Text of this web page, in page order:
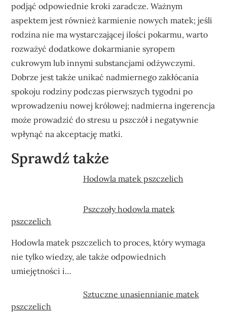
podjąć odpowiednie kroki zaradcze. Ważnym
aspektem jest również karmienie nowych matek; jeśli
rodzina nie ma wystarczającej ilości pokarmu, warto
rozważyć dodatkowe dokarmianie syropem
cukrowym lub innymi substancjami odżywczymi.
Dobrze jest także unikać nadmiernego zakłócania
spokoju rodziny podczas pierwszych tygodni po
wprowadzeniu nowej królowej; nadmierna ingerencja
może prowadzić do stresu u pszczół i negatywnie
wpłynąć na akceptację matki.
Sprawdź także
Hodowla matek pszczelich
Pszczoły hodowla matek
pszczelich
Hodowla matek pszczelich to proces, który wymaga
nie tylko wiedzy, ale także odpowiednich
umiejętności i…
Sztuczne unasiennianie matek
pszczelich